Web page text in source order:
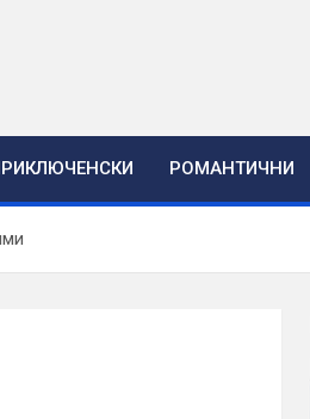
РОМАНТИЧНИ